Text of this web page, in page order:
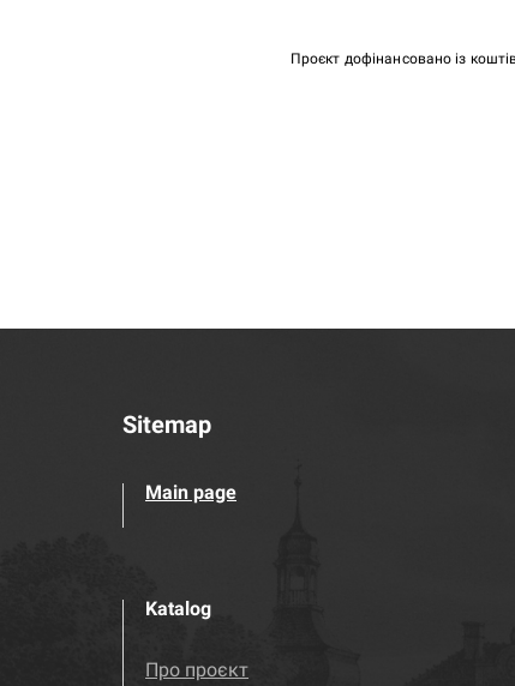
Проєкт дофінансовано із
Sitemap
Main page
Katalog
Про проєкт